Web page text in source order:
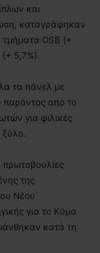
και
καταγράφηκαν
OSB (+
5,7%).
τα πάνελ με
παρόντος από το
για φιλικές
ξύλο.
πρωτοβουλίες
της
Νέου
για το Κύμα
κατά τη